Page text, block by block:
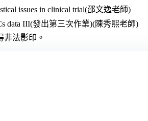
issues in clinical trial(邵文逸老師)
data III(發出第三次作業)(陳秀熙老師)
法影印。